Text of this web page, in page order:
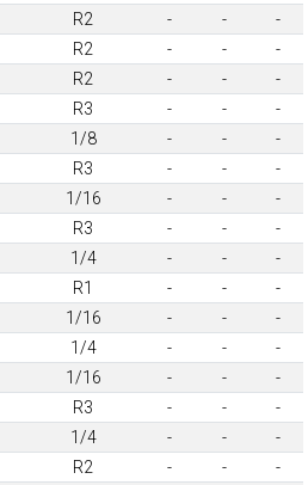
R2 - -
-
R2 - -
-
R2 - -
-
R3 - -
-
1/8 - -
-
R3 - -
-
1/16 - -
-
R3 - -
-
1/4 - -
-
R1 - -
-
1/16 - -
-
1/4 - -
-
1/16 - -
-
R3 - -
-
1/4 - -
-
R2 - -
-